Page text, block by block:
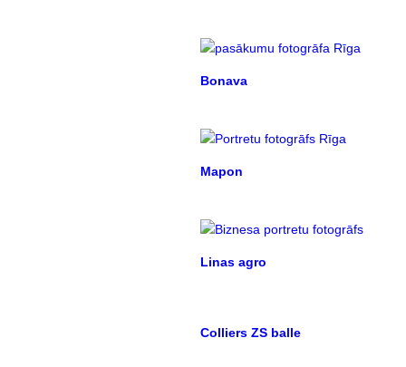
Bonava
Mapon
Linas agro
Colliers ZS balle